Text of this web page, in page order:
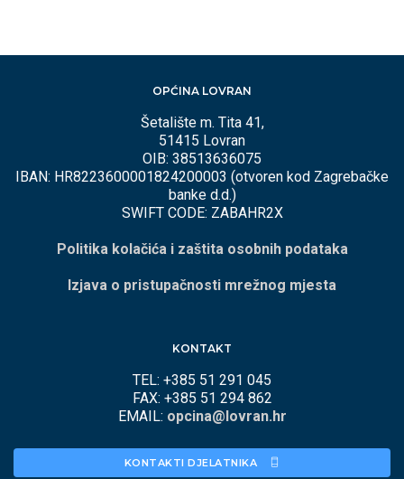
OPĆINA LOVRAN
Šetalište m. Tita 41,
51415 Lovran
OIB: 38513636075
IBAN: HR8223600001824200003 (otvoren kod Zagrebačke
banke d.d.)
SWIFT CODE: ZABAHR2X
Politika kolačića i zaštita osobnih podataka
Izjava o pristupačnosti mrežnog mjesta
KONTAKT
TEL: +385 51 291 045
FAX: +385 51 294 862
EMAIL: opcina@lovran.hr
KONTAKTI DJELATNIKA